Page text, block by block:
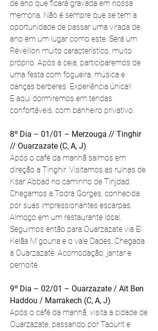
de ano que ficará gravada em nossa
memória. Não é sempre que se tem a
oportunidade de passar uma virada de
ano em um lugar como este. Será um
Réveillon muito característico, muito
próprio. Após a ceia, participaremos de
uma festa com fogueira, música e
danças berberes. Experiência única!!
E aqui dormiremos em tendas
confortáveis, com banheiro privativo.
8º Dia – 01/01 – Merzouga // Tinghir
// Ouarzazate (C, A, J)
Após o café da manhã saímos em
direção a Tinghir. Visitamos as ruínas de
Ksar Abbad no caminho de Tinjdad.
Chegamos a Todra Gorges, conhecida
por suas impressionantes escarpas.
Almoço em um restaurante local.
Seguimos então para Ouarzazate via El
Kelãa M’gouna e o vale Dades. Chegada
a Ouarzazate. Acomodação, jantar e
pernoite.
9º Dia – 02/01 – Ouarzazate / Aït Ben
Haddou / Marrakech (C, A, J)
Após o café da manhã, visita a cidade de
Ouarzazate, passando por Taourit e